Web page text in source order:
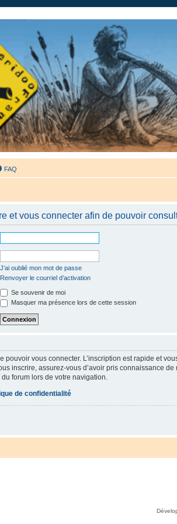
Didgeridoo - retrouvez la communauté.
FAQ
et vous connecter afin de pouvoir
J’ai oublié mon mot de passe
Renvoyer le courriel d’activation
Se souvenir de moi
Masquer ma présence lors de cette session
pouvoir vous connecter. L’inscription est rapide et
inscrire, assurez-vous d’avoir pris connaissance
forum lors de votre navigation.
de confidentialité